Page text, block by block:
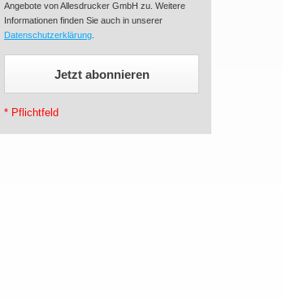
Angebote von Allesdrucker GmbH zu. Weitere
Informationen finden Sie auch in unserer
Datenschutzerklärung
* Pflichtfeld